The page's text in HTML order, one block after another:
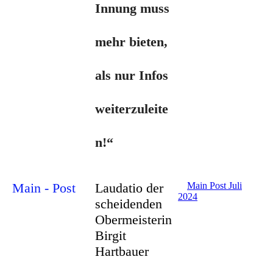
Innung muss
mehr bieten,
als nur Infos
weiterzuleite
n!“
Main - Post
Laudatio der
scheidenden
Obermeisterin
Birgit
Hartbauer
Main Post Juli
2024